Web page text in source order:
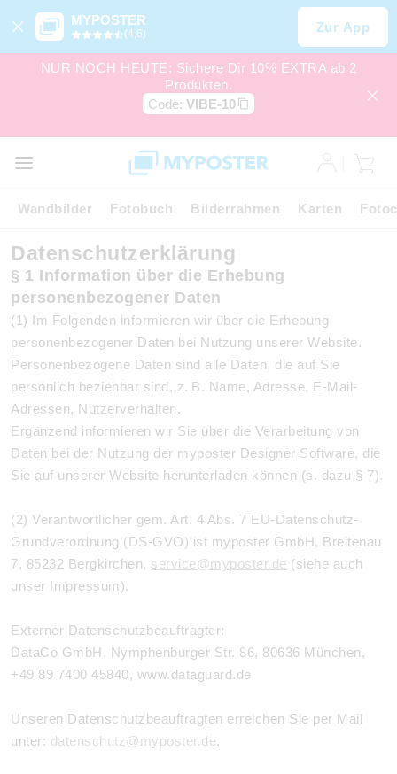
MYPOSTER
(4,6) Zur App
NUR NOCH HEUTE: Sichere Dir 10% EXTRA ab 2
Produkten.
Code: VIBE-10
Wandbilder Fotobuch Bilderrahmen Karten
Datenschutzerklärung
§ 1 Information über die Erhebung
personenbezogener Daten
(1) Im Folgenden informieren wir über die Erhebung
personenbezogener Daten bei Nutzung unserer Website.
Personenbezogene Daten sind alle Daten, die auf Sie
persönlich beziehbar sind, z. B. Name, Adresse, E-Mail-
Adressen, Nutzerverhalten.
Ergänzend informieren wir Sie über die Verarbeitung von
Daten bei der Nutzung der myposter Designer Software, die
Sie auf unserer Website herunterladen können (s. dazu § 7).
(2) Verantwortlicher gem. Art. 4 Abs. 7 EU-Datenschutz-
Grundverordnung (DS-GVO) ist myposter GmbH, Breitenau
7, 85232 Bergkirchen, service@myposter.de (siehe auch
unser Impressum).
Externer Datenschutzbeauftragter:
DataCo GmbH, Nymphenburger Str. 86, 80636 München,
+49 89 7400 45840, www.dataguard.de
Unseren Datenschutzbeauftragten erreichen Sie per Mail
unter: datenschutz@myposter.de.